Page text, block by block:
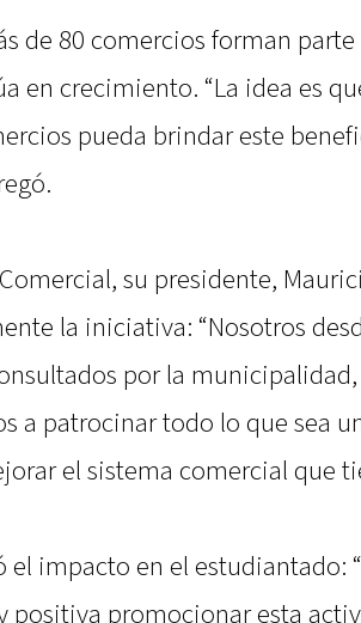
de 80 comercios forman
en crecimiento. “La idea es
pueda brindar este
su presidente,
la iniciativa: “Nosotros
por la
a patrocinar todo lo que sea
el sistema comercial que
el impacto en el estudiantado:
positiva promocionar esta